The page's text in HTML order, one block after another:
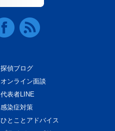
探偵ブログ
オンライン面談
代表者LINE
感染症対策
ひとことアドバイス